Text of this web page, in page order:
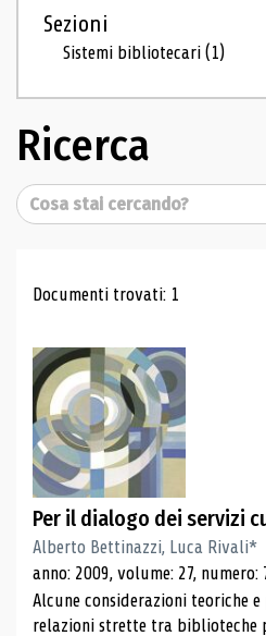
Sezioni
Sistemi bibliotecari(1)
Ricerca
Cerca
Risultati di
Documenti trovati: 1
Per il dialogo dei servizi
Alberto Bettinazzi, Luca Rivali*
anno: 2009, volume: 27, numero:
Alcune considerazioni teoriche
relazioni strette tra biblioteche